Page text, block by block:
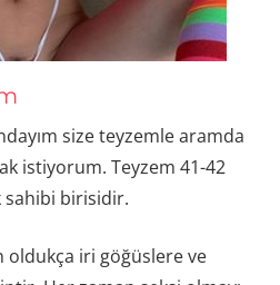
size teyzemle aramda
istiyorum. Teyzem 41-42
sahibi birisidir.
oldukça iri göğüslere ve